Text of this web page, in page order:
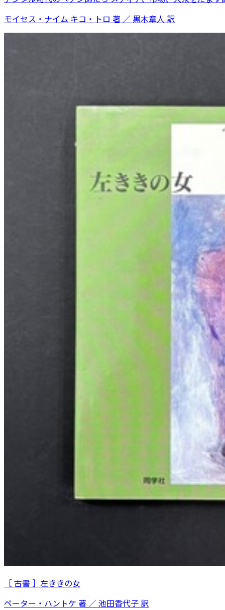
モイセス・ナイム キコ・トロ 著 ／ 黒木章人 訳
［ 古書 ］左ききの女
ペーター・ハントケ 著 ／ 池田香代子 訳